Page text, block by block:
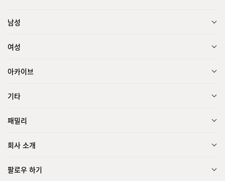
남성
여성
아카이브
기타
패밀리
회사 소개
팔로우 하기